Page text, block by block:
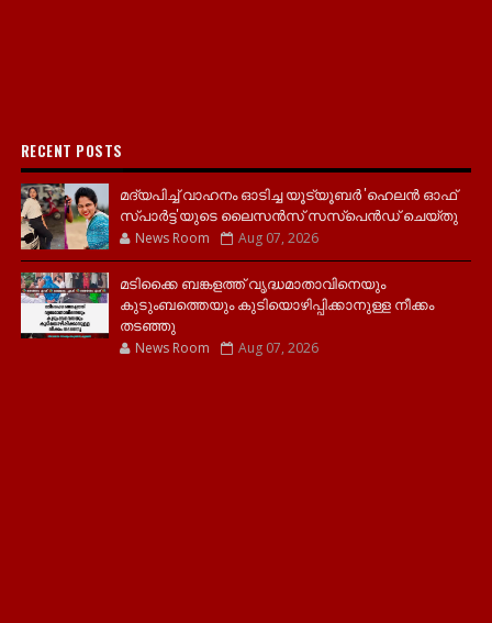
RECENT POSTS
മദ്യപിച്ച് വാഹനം ഓടിച്ച യൂട്യൂബർ 'ഹെലൻ ഓഫ്
സ്പാർട്ട'യുടെ ലൈസൻസ് സസ്പെൻഡ് ചെയ്തു
News Room Aug 07, 2026
മടിക്കൈ ബങ്കളത്ത് വൃദ്ധമാതാവിനെയും
കുടുംബത്തെയും കുടിയൊഴിപ്പിക്കാനുള്ള നീക്കം
തടഞ്ഞു
News Room Aug 07, 2026